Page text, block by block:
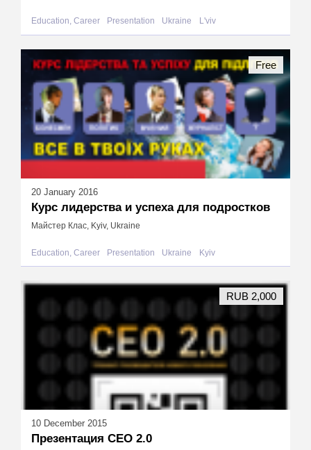
Education, Career Presentation Ukraine L'viv
20 January 2016
Курс лидерства и успеха для подростков
Майстер Клас, Kyiv, Ukraine
Education, Career Presentation Ukraine Kyiv
Free
10 December 2015
Презентация СЕО 2.0
RUB 2,000